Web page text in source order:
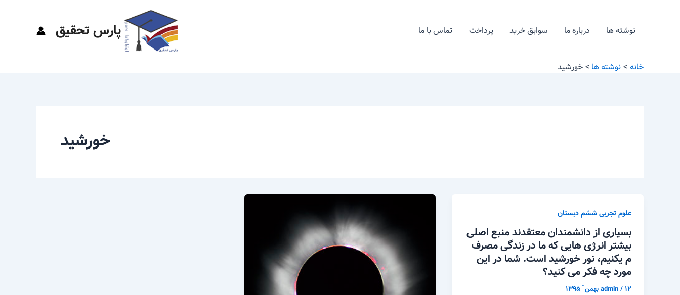
نوشته ها درباره ما سوابق خرید پرداخت تماس با ما پارس تحقیق
خانه نوشته ها خورشید
خورشید
علوم تجربی ششم دبستان
بسیاری از دانشمندان معتقدند منبع اصلی
بیشتر انرژی هایی که ما در زندگی مصرف
م یکنیم، نور خورشید است. شما در این
مورد چه فکر می کنید؟
admin/۱۲ بهمن ّ ۱۳۹۵